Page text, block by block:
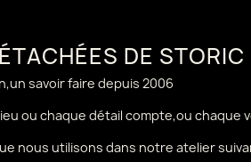
DE
savoir faire depuis 2006
ou chaque détail compte,ou chaque
nous utilisons dans notre atelier